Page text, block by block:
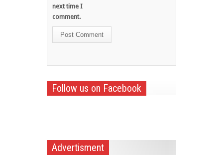
next time I
comment.
Follow us on Facebook
Advertisment